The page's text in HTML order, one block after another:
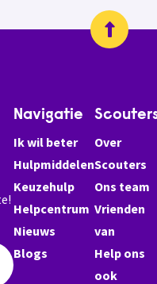
Navigatie
Ik wil beter
Hulpmiddelen
Keuzehulp
Helpcentrum
Nieuws
Blogs
Over
Scouters
Ons team
Vrienden
van
Help ons
ook